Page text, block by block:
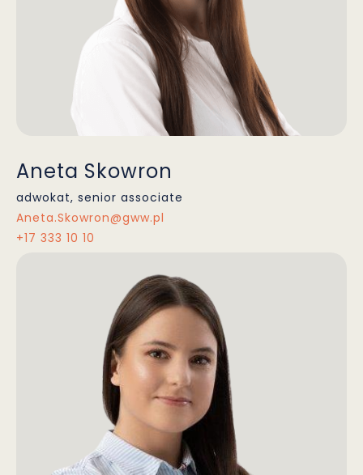
Aneta Skowron
adwokat, senior associate
Aneta.Skowron@gww.pl
+17 333 10 10